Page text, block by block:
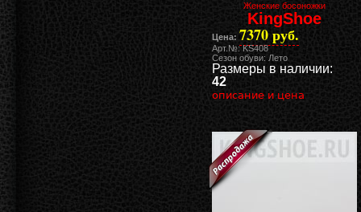
Женские босоножки
KingShoe
Цена: 7370 руб.
Арт.№: KS408
Сезон обуви: Лето
Размеры в наличии:
42
описание и цена